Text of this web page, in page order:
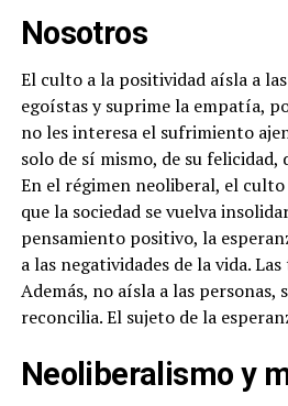
Nosotros
El culto a la positividad aísla a
egoístas y suprime la empatía,
no les interesa el sufrimiento
solo de sí mismo, de su felicidad,
En el régimen neoliberal, el
que la sociedad se vuelva
pensamiento positivo, la
a las negatividades de la vida.
Además, no aísla a las personas,
reconcilia. El sujeto de la
Neoliberalismo y